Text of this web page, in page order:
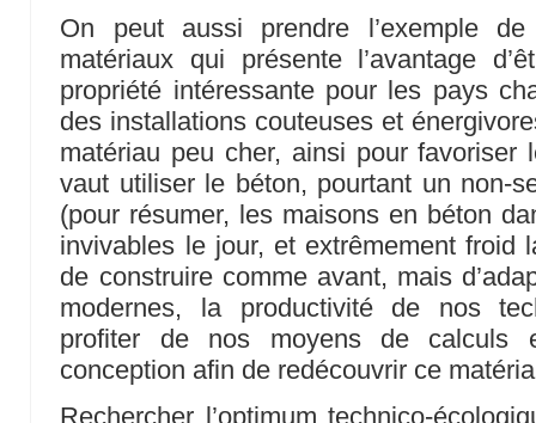
On peut aussi prendre l’exemple
matériaux qui présente l’avantage
propriété intéressante pour les pays
des installations couteuses et
matériau peu cher, ainsi pour favoriser
vaut utiliser le béton, pourtant un non-
(pour résumer, les maisons en béton
invivables le jour, et extrêmement froid
de construire comme avant, mais
modernes, la productivité de nos
profiter de nos moyens de calculs
conception afin de redécouvrir ce
Rechercher l’optimum technico-